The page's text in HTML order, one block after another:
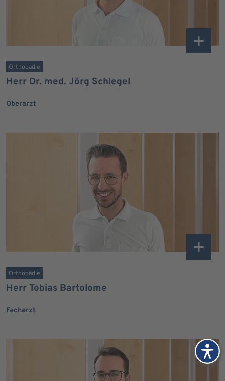
Orthopädie
Herr Dr. med. Jörg Schlegel
Oberarzt
Orthopädie
Herr Tobias Bartolome
Facharzt